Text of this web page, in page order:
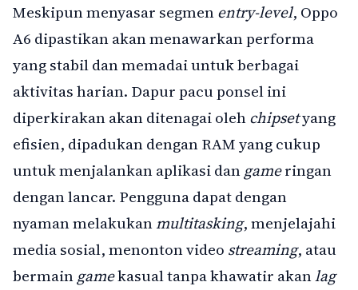
Meskipun menyasar segmenentry-level, Oppo
A6 dipastikan akan menawarkan performa
yang stabil dan memadai untuk berbagai
aktivitas harian. Dapur pacu ponsel ini
diperkirakan akan ditenagai olehchipsetyang
efisien, dipadukan dengan RAM yang cukup
untuk menjalankan aplikasi dangameringan
dengan lancar. Pengguna dapat dengan
nyaman melakukanmultitasking, menjelajahi
media sosial, menonton video streaming, atau
bermaingamekasual tanpa khawatir akanlag